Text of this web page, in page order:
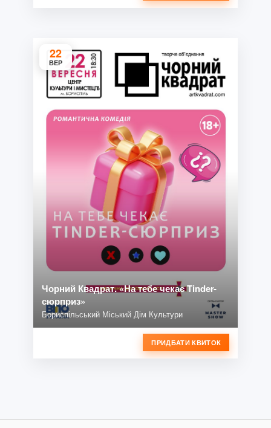
22
ВЕР
Чорний Квадрат. «На тебе чекає Tinder-
сюрприз»
Бориспільський Міський Дім Культури
ПРИДБАТИ КВИТОК